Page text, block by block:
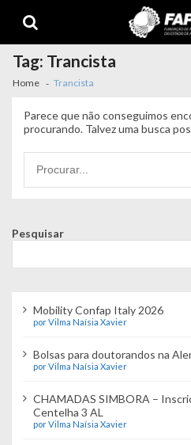
navigation
content
Tag: Trancista
Home Trancista
Parece que não conseguimos
procurando. Talvez uma busca
por:
Pesquisar
Mobility Confap Italy 2026
por Vilma Naísia Xavier
Bolsas para doutorandos na
por Vilma Naísia Xavier
CHAMADAS SIMBORA –
Centelha 3 AL
por Vilma Naísia Xavier